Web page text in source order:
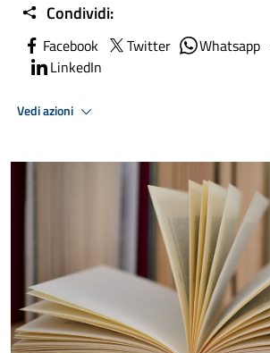
Condividi:
Facebook Twitter Whatsapp
LinkedIn
Vedi azioni